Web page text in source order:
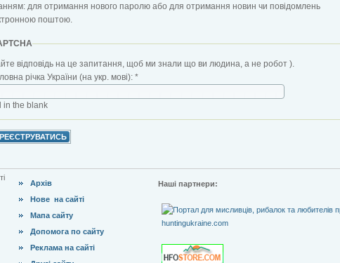
для отримання нового паролю або для отримання новин чи повідомлень
поштою.
відповідь на це запитання, щоб ми знали що ви людина, а не робот ).
річка України (на укр. мові): *
in the blank
Архів
Нове на сайті
Мапа сайту
Допомога по сайту
Реклама на сайті
Наші партнери: